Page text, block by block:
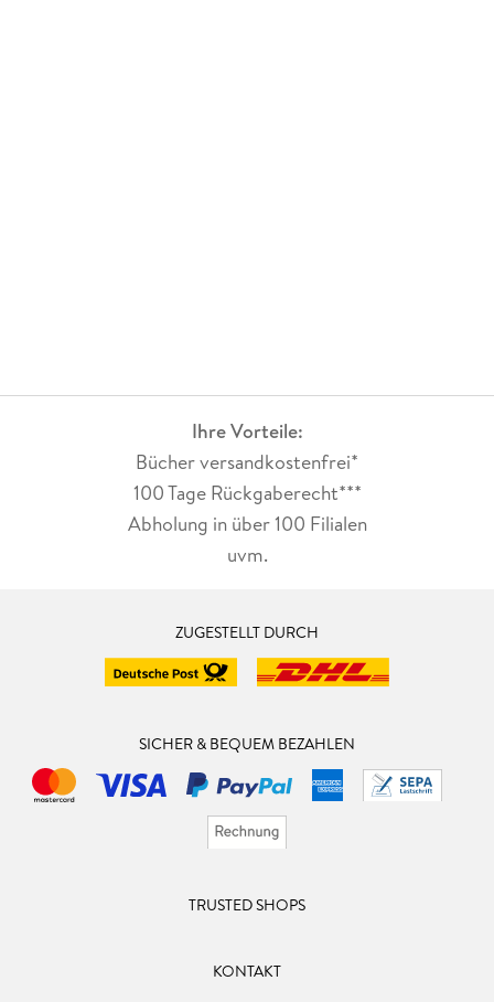
Ihre Vorteile:
Bücher versandkostenfrei*
100 Tage Rückgaberecht***
Abholung in über 100 Filialen
uvm.
ZUGESTELLT DURCH
SICHER & BEQUEM BEZAHLEN
TRUSTED SHOPS
KONTAKT